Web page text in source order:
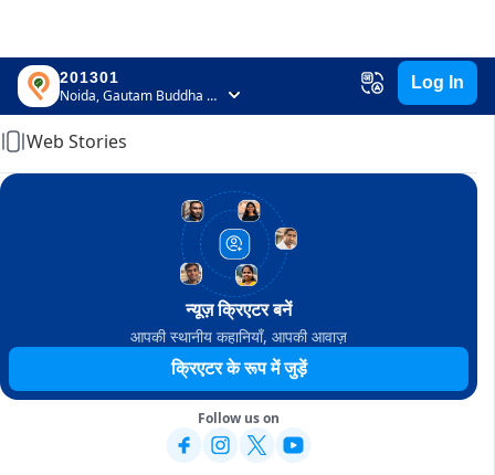
201301
Noida, Gautam Buddha Nagar, Uttar Pradesh
Log In
Home
Web Stories
न्यूज़ क्रिएटर बनें
आपकी स्थानीय कहानियाँ, आपकी आवाज़
क्रिएटर के रूप में जुड़ें
Follow us on